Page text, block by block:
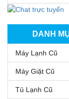
DANH
Máy Lạnh Cũ
Máy Giặt Cũ
Tủ Lạnh Cũ